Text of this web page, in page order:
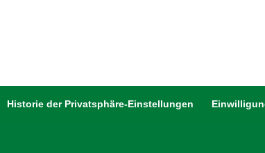
Historie der Privatsphäre-Einstellungen